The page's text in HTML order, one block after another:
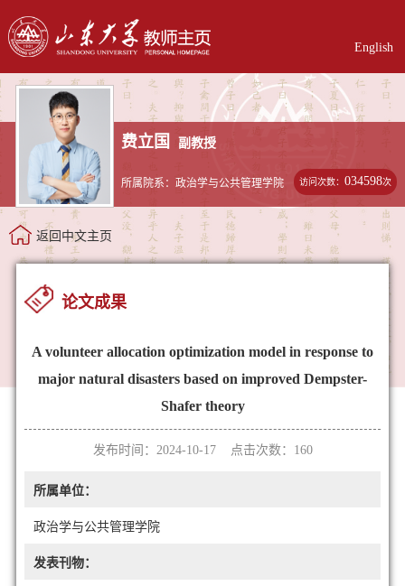
English
费立国 副教授
所属院系：政治学与公共管理学院 访问次数：034598次
返回中文主页
论文成果
A volunteer allocation optimization model in response to
major natural disasters based on improved Dempster-
Shafer theory
发布时间：2024-10-17 点击次数： 160
所属单位：
政治学与公共管理学院
发表刊物：